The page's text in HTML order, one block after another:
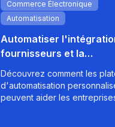
Commerce Électronique
Automatisation
Automatiser
fournisseurs et la
synchronisation des
marché pour la
e-commerce
Découvrez comment les
d'automatisation
peuvent aider les